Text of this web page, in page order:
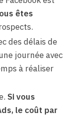
êtes
des délais de
journée avec
à réaliser
Si vous
le coût par